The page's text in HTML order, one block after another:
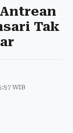
Tak
WIB